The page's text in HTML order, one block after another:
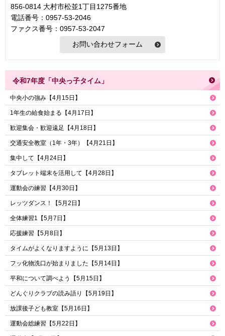
856-0814 大村市松並1丁目1275番地
電話番号：0957-53-2046
ファクス番号：0957-53-2047
令和7年度「中央っ子タイム」
中央小の強み【4月15日】
1年生の給食始まる【4月17日】
歓迎集会・歓迎遠足【4月18日】
交通安全教室（1年・3年）【4月21日】
集中して【4月24日】
タブレット端末を活用して【4月28日】
運動会の練習【4月30日】
レッツダンス！【5月2日】
全体練習1【5月7日】
応援練習【5月8日】
タイムがよくなりますように【5月13日】
フッ化物洗口が始まりました【5月14日】
平和について調べよう【5月15日】
どんぐりクラブの読み語り【5月19日】
放課後子ども教室【5月16日】
運動会総練習【5月22日】